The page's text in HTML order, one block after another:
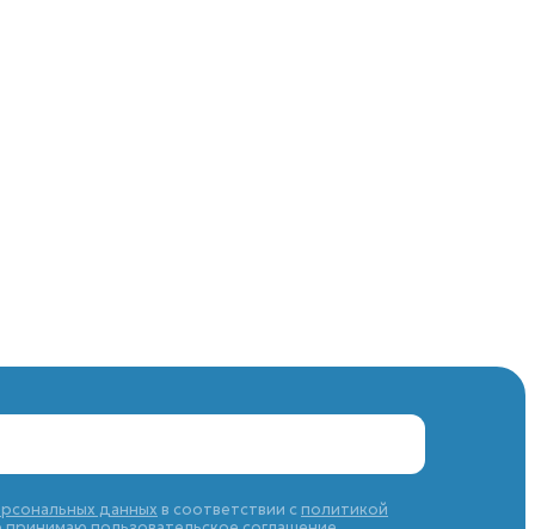
данных в соответствии с политикой